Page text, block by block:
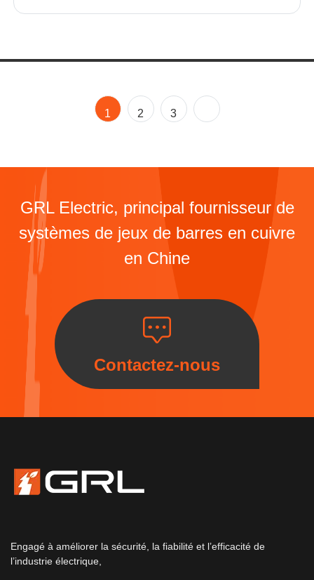
1 2 3
GRL Electric, principal fournisseur de
systèmes de jeux de barres en cuivre
en Chine
Contactez-nous
Engagé à améliorer la sécurité, la fiabilité et l’efficacité de
l’industrie électrique,